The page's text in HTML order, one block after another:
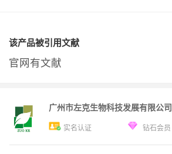
该产品被引用文献
官网有文献
广州市左克生物科技发展有限公司
实名认证 钻石会员